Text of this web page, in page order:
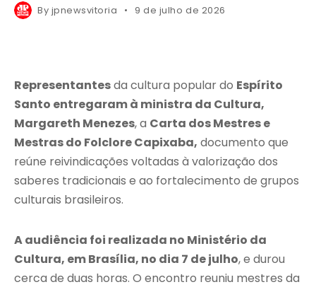
By jpnewsvitoria 9 de julho de 2026
Representantesda cultura popular do Espírito
Santo entregaram à ministra da Cultura,
Margareth Menezes, a Carta dos Mestres e
Mestras do Folclore Capixaba, documento que
reúne reivindicações voltadas à valorização dos
saberes tradicionais e ao fortalecimento de grupos
culturais brasileiros.
A audiência foi realizada no Ministério da
Cultura, em Brasília, no dia 7 de julho, e durou
cerca de duas horas. O encontro reuniu mestres da